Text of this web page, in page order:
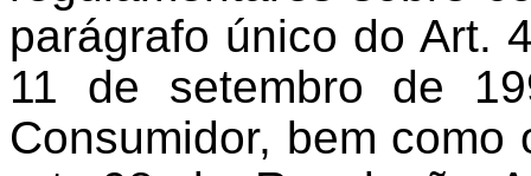
parágrafo único do Art.
11 de setembro de
Consumidor, bem